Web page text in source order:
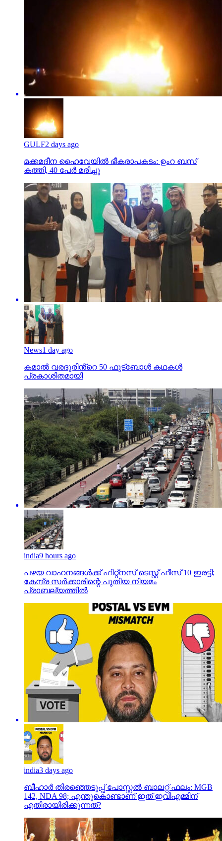
GULF2 days ago
മക്കമദീന ഹൈവേയില്‍ ഭീകരാപകടം: ഉംറ ബസ്
കത്തി, 40 പേര്‍ മരിച്ചു
News1 day ago
കമാൽ വരദൂരിൻ്റെ 50 ഫുട്ബോൾ കഥകൾ
പ്രകാശിതമായി
india9 hours ago
പഴയ വാഹനങ്ങള്‍ക്ക് ഫിറ്റ്‌നസ് ടെസ്റ്റ് ഫീസ് 10 ഇരട്ടി;
കേന്ദ്ര സര്‍ക്കാരിന്റെ പുതിയ നിയമം
പ്രാബല്യത്തില്‍
india3 days ago
ബീഹാർ തിരഞ്ഞെടുപ്പ് പോസ്റ്റൽ ബാലറ്റ് ഫലം: MGB
142, NDA 98; എന്തുകൊണ്ടാണ് ഇത് ഇവിഎമ്മിന്
എതിരായിരിക്കുന്നത്?